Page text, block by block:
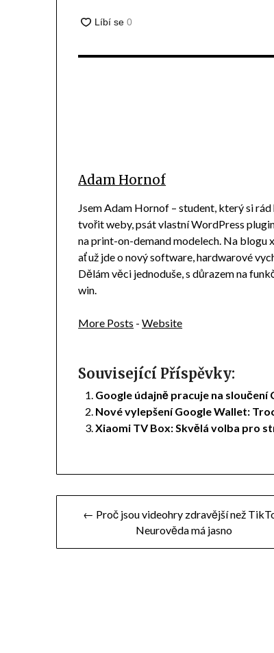
Adam Hornof
Jsem Adam Hornof – student, který si
tvořit weby, psát vlastní WordPress
na print-on-demand modelech. Na blogu
ať už jde o nový software, hardwarové
Dělám věci jednoduše, s důrazem na
win.
More Posts -Website
Související Příspěvky:
Google údajně pracuje na sloučení
Nové vylepšení Google Wallet:
Xiaomi TV Box: Skvělá volba pro
Navigace
← Proč jsou videohry zdravější než
Neurověda má jasno